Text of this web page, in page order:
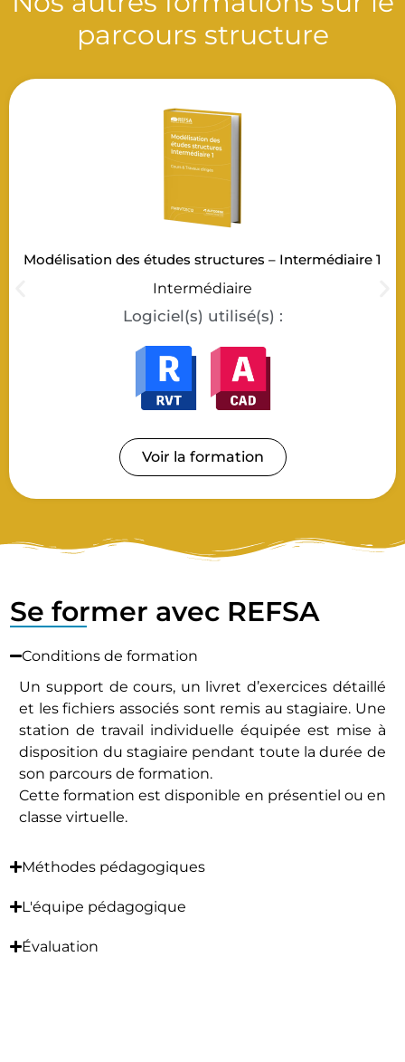
parcours structure
Modélisation des études structures – Intermédiaire 1
Intermédiaire
Logiciel(s) utilisé(s) :
Voir la formation
Se former avec REFSA
Conditions de formation
Un support de cours, un livret d’exercices détaillé
et les fichiers associés sont remis au stagiaire. Une
station de travail individuelle équipée est mise à
disposition du stagiaire pendant toute la durée de
son parcours de formation.
Cette formation est disponible en présentiel ou en
classe virtuelle.
Méthodes pédagogiques
L'équipe pédagogique
Évaluation